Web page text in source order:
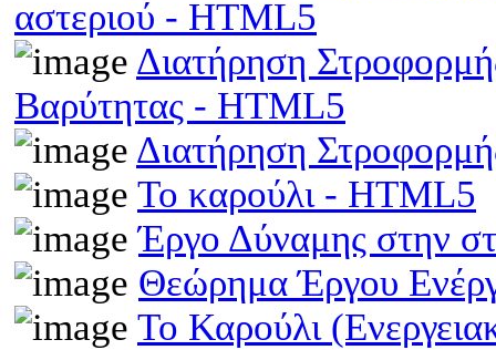
αστεριού - HTML5
Διατήρηση
Βαρύτητας - HTML5
Διατήρηση
Το καρούλι - HTML5
Έργο Δύναμης στην
Θεώρημα Έργου
Το Καρούλι